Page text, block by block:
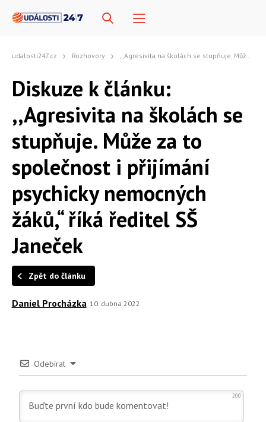
udalosti247.cz Rozhovory ,,Agresivita na školách se stupňuje. Může za to společnost i přijímání psychicky nemocných žáků,“ říká ředitel SŠ Janeček
Diskuze k článku:
,,Agresivita na školách se
stupňuje. Může za to
společnost i přijímání
psychicky nemocných
žáků,“ říká ředitel SŠ
Janeček
Zpět do článku
Daniel Procházka 10. dubna 2022
Odebírat
200